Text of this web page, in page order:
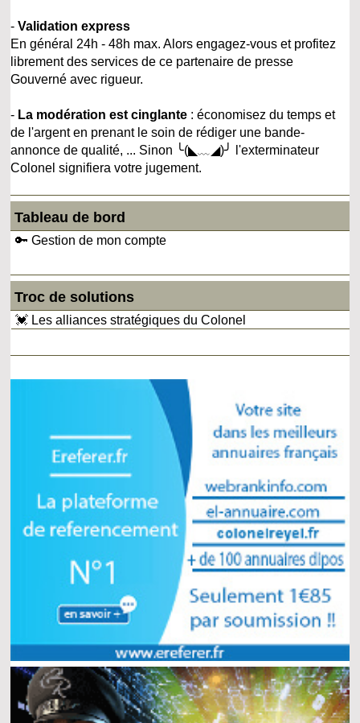
-Validation express
En général 24h - 48h max. Alors engagez-vous et profitez
librement des services de ce partenaire de presse
Gouverné avec rigueur.
- La modération est cinglante : économisez du temps et
de l'argent en prenant le soin de rédiger une bande-
annonce de qualité, ... Sinon ╰(◣﹏◢)╯ l'exterminateur
Colonel signifiera votre jugement.
Tableau de bord
🔑 Gestion de mon compte
Troc de solutions
💓 Les alliances stratégiques du Colonel